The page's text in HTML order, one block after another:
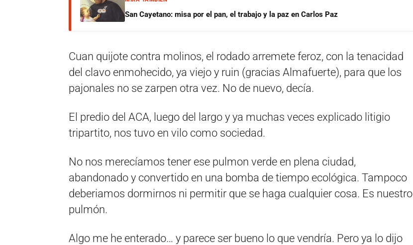
San Cayetano: misa por el pan, el trabajo y la paz en Carlos Paz
Cuan quijote contra molinos, el rodado arremete feroz, con la tenacidad
del clavo enmohecido, ya viejo y ruin (gracias Almafuerte), para que los
pajonales no se zarpen otra vez. No de nuevo, decía.
El predio del ACA, luego del largo y ya muchas veces explicado litigio
tripartito, nos tuvo en vilo como sociedad.
No nos merecíamos tener ese pulmon verde en plena ciudad,
abandonado y convertido en una bomba de tiempo ecológica. Tampoco
deberiamos dormirnos ni permitir que se haga cualquier cosa. Es nuestro
pulmón.
Algo me he enterado… y parece ser bueno lo que vendría. Pero ya lo dijo